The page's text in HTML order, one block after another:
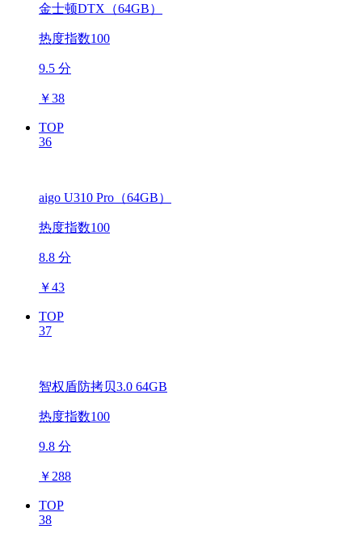
金士顿DTX（64GB）
热度指数100
9.5 分
￥38
TOP
36
aigo U310 Pro（64GB）
热度指数100
8.8 分
￥43
TOP
37
智权盾防拷贝3.0 64GB
热度指数100
9.8 分
￥ 288
TOP
38